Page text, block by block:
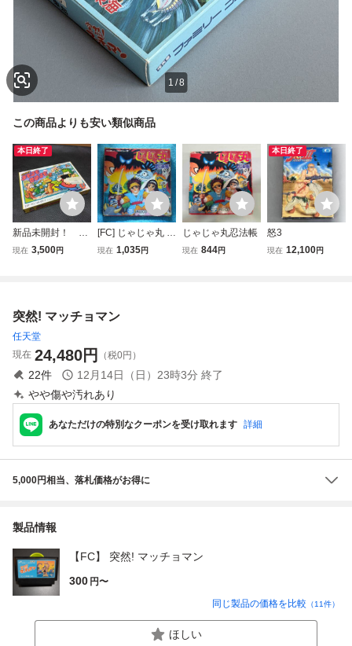
1 /8
この商品よりも安い類似商品
本日終了
新品未開封！ フ
ァミコン 所さん
現在 3,500円
[FC] じゃじゃ丸 忍
法帳 / 箱付き / フ
現在 1,035円
じゃじゃ丸忍法帳
現在 844円
本日終了
怒3
現在 12,100円
突然! マッチョマン
任天堂
現在 24,480円 （税0円）
22件 12月14日（日）23時3分 終了
やや傷や汚れあり
あなただけの特別なクーポンを受け取れます 詳細
5,000円相当、落札価格がお得に
製品情報
【FC】 突然! マッチョマン
300 円〜
同じ製品の価格を比較 （11件）
ほしい